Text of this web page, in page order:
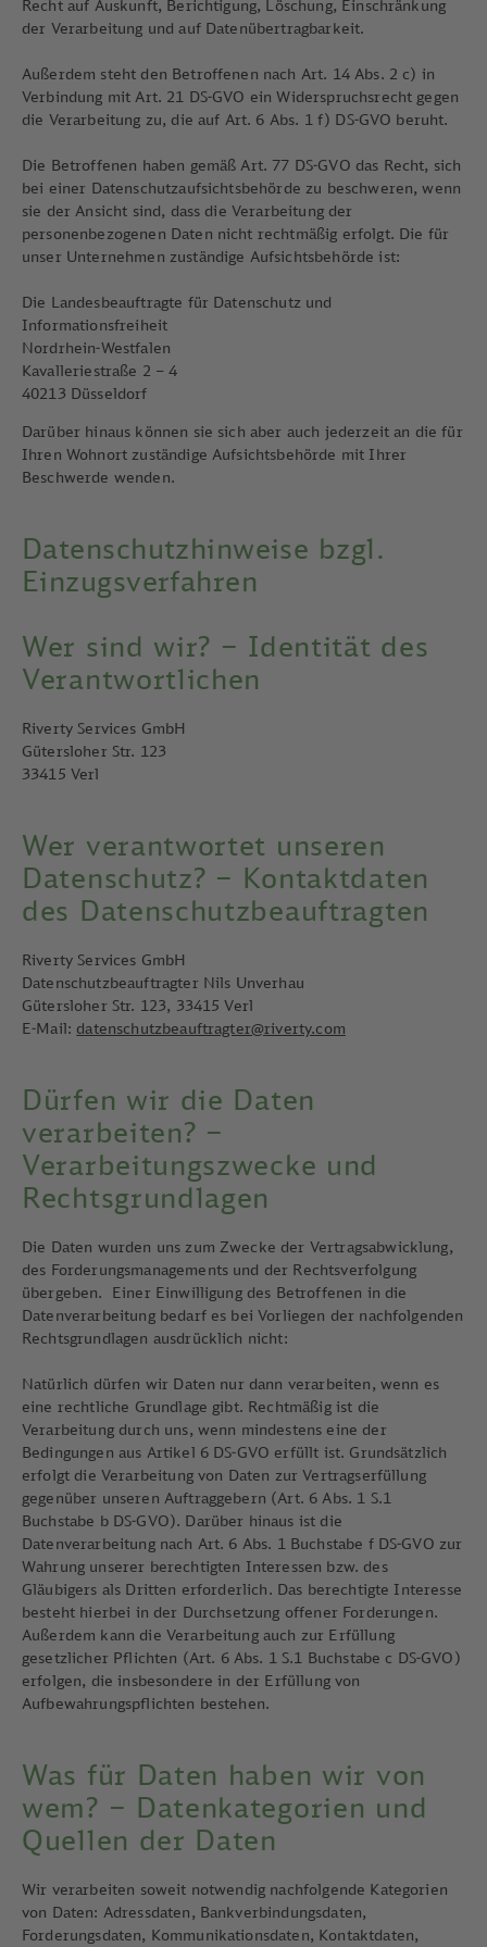
Recht auf Auskunft, Berichtigung, Löschung, Einschränkung
der Verarbeitung und auf Datenübertragbarkeit.
Außerdem steht den Betroffenen nach Art. 14 Abs. 2 c) in
Verbindung mit Art. 21 DS-GVO ein Widerspruchsrecht gegen
die Verarbeitung zu, die auf Art. 6 Abs. 1 f) DS-GVO beruht.
Die Betroffenen haben gemäß Art. 77 DS-GVO das Recht, sich
bei einer Datenschutzaufsichtsbehörde zu beschweren, wenn
sie der Ansicht sind, dass die Verarbeitung der
personenbezogenen Daten nicht rechtmäßig erfolgt. Die für
unser Unternehmen zuständige Aufsichtsbehörde ist:
Die Landesbeauftragte für Datenschutz und
Informationsfreiheit
Nordrhein-Westfalen
Kavalleriestraße 2 – 4
40213 Düsseldorf
Darüber hinaus können sie sich aber auch jederzeit an die für
Ihren Wohnort zuständige Aufsichtsbehörde mit Ihrer
Beschwerde wenden.
Datenschutzhinweise bzgl.
Einzugsverfahren
Wer sind wir? – Identität des
Verantwortlichen
Riverty Services GmbH
Gütersloher Str. 123
33415 Verl
Wer verantwortet unseren
Datenschutz? – Kontaktdaten
des Datenschutzbeauftragten
Riverty Services GmbH
Datenschutzbeauftragter Nils Unverhau
Gütersloher Str. 123, 33415 Verl
E-Mail: datenschutzbeauftragter@riverty.com
Dürfen wir die Daten
verarbeiten? –
Verarbeitungszwecke und
Rechtsgrundlagen
Die Daten wurden uns zum Zwecke der Vertragsabwicklung,
des Forderungsmanagements und der Rechtsverfolgung
übergeben. Einer Einwilligung des Betroffenen in die
Datenverarbeitung bedarf es bei Vorliegen der nachfolgenden
Rechtsgrundlagen ausdrücklich nicht:
Natürlich dürfen wir Daten nur dann verarbeiten, wenn es
eine rechtliche Grundlage gibt. Rechtmäßig ist die
Verarbeitung durch uns, wenn mindestens eine der
Bedingungen aus Artikel 6 DS-GVO erfüllt ist. Grundsätzlich
erfolgt die Verarbeitung von Daten zur Vertragserfüllung
gegenüber unseren Auftraggebern (Art. 6 Abs. 1 S.1
Buchstabe b DS-GVO). Darüber hinaus ist die
Datenverarbeitung nach Art. 6 Abs. 1 Buchstabe f DS-GVO zur
Wahrung unserer berechtigten Interessen bzw. des
Gläubigers als Dritten erforderlich. Das berechtigte Interesse
besteht hierbei in der Durchsetzung offener Forderungen.
Außerdem kann die Verarbeitung auch zur Erfüllung
gesetzlicher Pflichten (Art. 6 Abs. 1 S.1 Buchstabe c DS-GVO)
erfolgen, die insbesondere in der Erfüllung von
Aufbewahrungspflichten bestehen.
Was für Daten haben wir von
wem? – Datenkategorien und
Quellen der Daten
Wir verarbeiten soweit notwendig nachfolgende Kategorien
von Daten: Adressdaten, Bankverbindungsdaten,
Forderungsdaten, Kommunikationsdaten, Kontaktdaten,